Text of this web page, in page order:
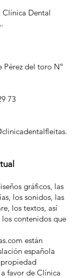
Clínica Dental
Pérez del toro Nº
73
gráficos, las
los sonidos, las
los textos, así
contenidos que
están
española
favor de Clínica